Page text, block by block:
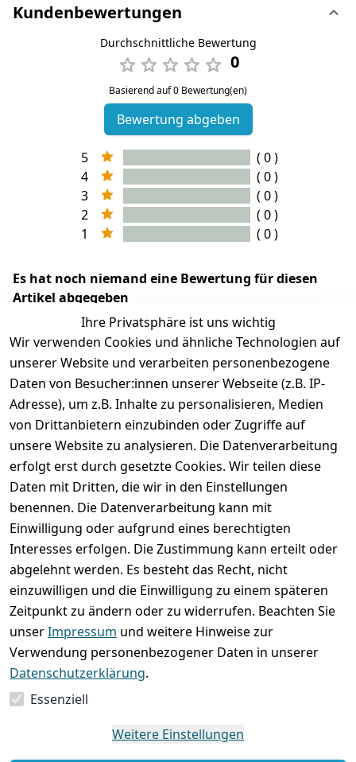
Kundenbewertungen
Durchschnittliche Bewertung
0
Basierend auf 0 Bewertung(en)
Bewertung abgeben
5
( 0 )
4
( 0 )
3
( 0 )
2
( 0 )
1
( 0 )
Es hat noch niemand eine Bewertung für diesen
Artikel abgegeben
Ihre Privatsphäre ist uns wichtig
Wir verwenden Cookies und ähnliche Technologien auf
unserer Website und verarbeiten personenbezogene
Daten von Besucher:innen unserer Webseite (z.B. IP-
Adresse), um z.B. Inhalte zu personalisieren, Medien
von Drittanbietern einzubinden oder Zugriffe auf
unsere Website zu analysieren. Die Datenverarbeitung
erfolgt erst durch gesetzte Cookies. Wir teilen diese
Daten mit Dritten, die wir in den Einstellungen
benennen. Die Datenverarbeitung kann mit
Einwilligung oder aufgrund eines berechtigten
Interesses erfolgen. Die Zustimmung kann erteilt oder
abgelehnt werden. Es besteht das Recht, nicht
einzuwilligen und die Einwilligung zu einem späteren
Zeitpunkt zu ändern oder zu widerrufen. Beachten Sie
unserImpressum und weitere Hinweise zur
Verwendung personenbezogener Daten in unserer
Datenschutzerklärung.
Essenziell
Weitere Einstellungen
Rechtliches
Impressum
Datenschutze
rklärung
Batterieentsor
gung
Widerrufsrec
Services
Kontakt
Registrieren
Zahlung und
Versand
Umtausch /
Reklamation
Wir
versenden
mit
Folgt uns
gern auf
Zahle
bequem per